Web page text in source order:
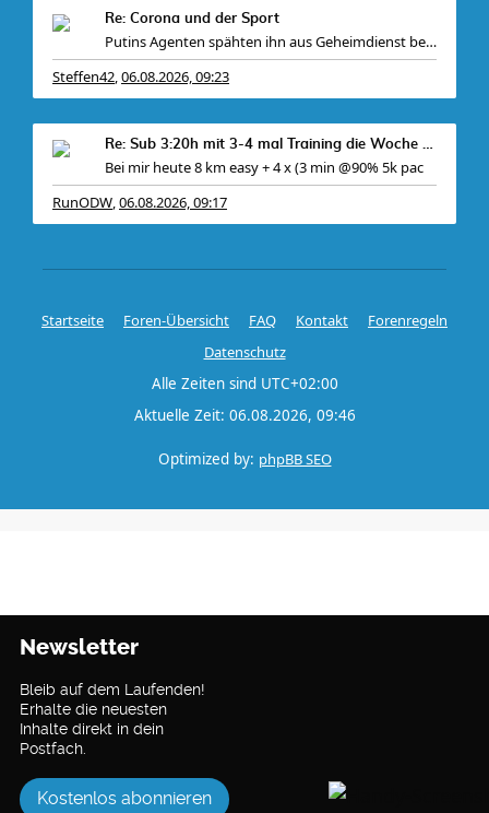
Re: Corona und der Sport
Putins Agenten spähten ihn aus Geheimdienst bereit
Steffen42,06.08.2026, 09:23
Re: Sub 3:20h mit 3-4 mal Training die Woche machb
Bei mir heute 8 km easy + 4 x (3 min @90% 5k pac
RunODW,06.08.2026, 09:17
Startseite Foren-Übersicht FAQ Kontakt
Forenregeln
Datenschutz
Alle Zeiten sind UTC+02:00
Aktuelle Zeit: 06.08.2026, 09:46
Optimized by: phpBB SEO
Newsletter
Bleib auf dem Laufenden!
Erhalte die neuesten
Inhalte direkt in dein
Postfach.
Kostenlos abonnieren